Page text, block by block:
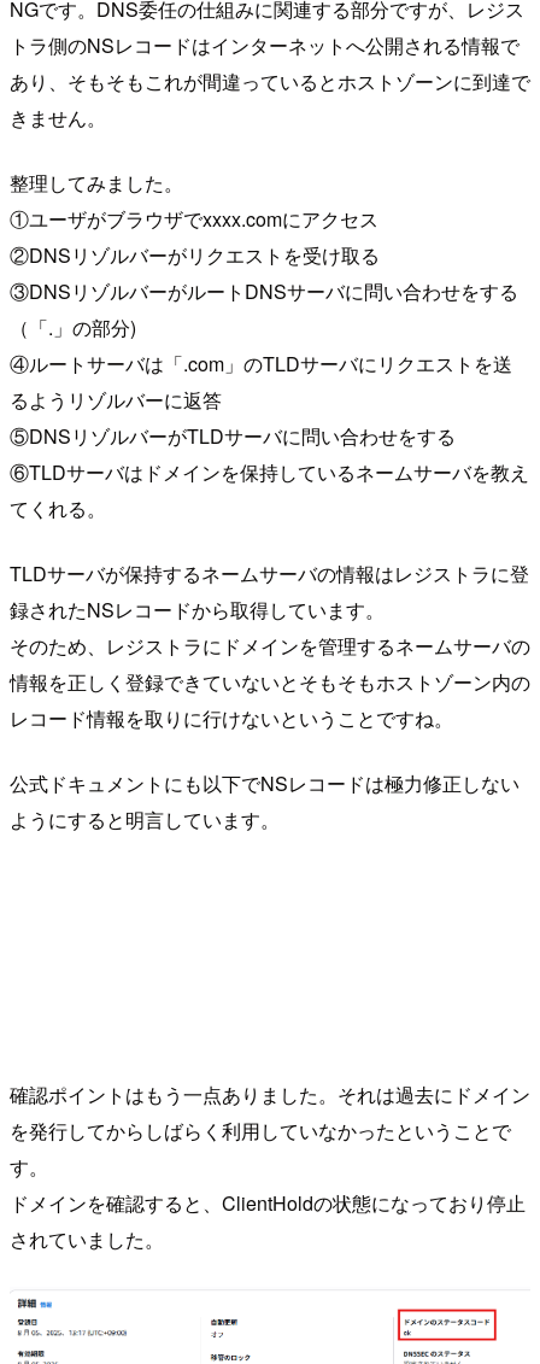
NGです。DNS委任の仕組みに関連する部分ですが、レジス
トラ側のNSレコードはインターネットへ公開される情報で
あり、そもそもこれが間違っているとホストゾーンに到達で
きません。
整理してみました。
①ユーザがブラウザでxxxx.comにアクセス
②DNSリゾルバーがリクエストを受け取る
③DNSリゾルバーがルートDNSサーバに問い合わせをする
（「.」の部分)
④ルートサーバは「.com」のTLDサーバにリクエストを送
るようリゾルバーに返答
⑤DNSリゾルバーがTLDサーバに問い合わせをする
⑥TLDサーバはドメインを保持しているネームサーバを教え
てくれる。
TLDサーバが保持するネームサーバの情報はレジストラに登
録されたNSレコードから取得しています。
そのため、レジストラにドメインを管理するネームサーバの
情報を正しく登録できていないとそもそもホストゾーン内の
レコード情報を取りに行けないということですね。
公式ドキュメントにも以下でNSレコードは極力修正しない
ようにすると明言しています。
確認ポイントはもう一点ありました。それは過去にドメイン
を発行してからしばらく利用していなかったということで
す。
ドメインを確認すると、ClientHoldの状態になっており停止
されていました。